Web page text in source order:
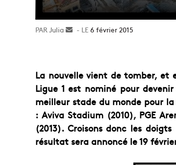
Julia
Envoyer6 février 2015
La nouvelle vient de tomber, et
Ligue 1 est nominé pour
meilleur stade du monde pour
: Aviva Stadium (2010), PGE
(2013). Croisons donc les
résultat sera annoncé le 19